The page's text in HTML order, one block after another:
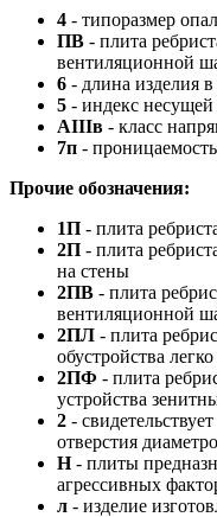
4 - типоразмер
ПВ - плита
вентиляционной
6 - длина изделия
5 - индекс несущей
АIIIв - класс
7п -
Прочие обозначения:
1П - плита
2П - плита
на стены
2ПВ - плита
вентиляционной
2ПЛ - плита
обустройства
2ПФ - плита
устройства
2 -
отверстия
Н- плиты
агрессивных
л - изделие